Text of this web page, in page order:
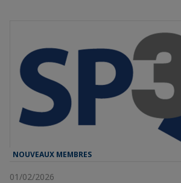
NOUVEAUX MEMBRES
01/02/2026